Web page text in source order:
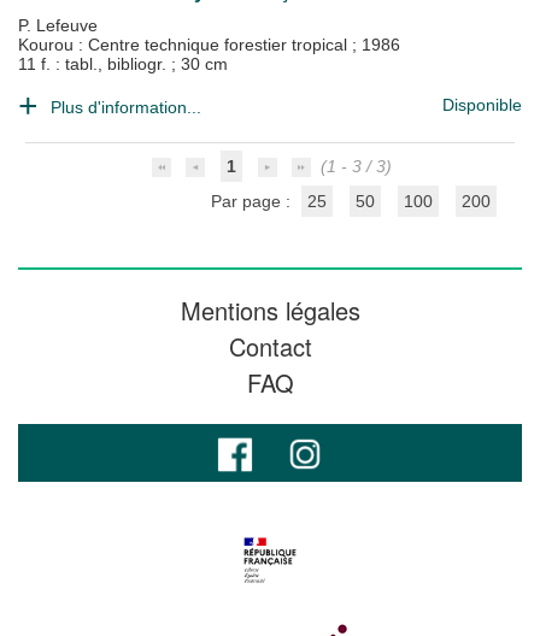
P. Lefeuve
Kourou : Centre technique forestier tropical ; 1986
11 f. : tabl., bibliogr. ; 30 cm
Plus d'information... Disponible
1
(1 - 3 / 3)
Par page :
25 50 100 200
Mentions légales
Contact
FAQ